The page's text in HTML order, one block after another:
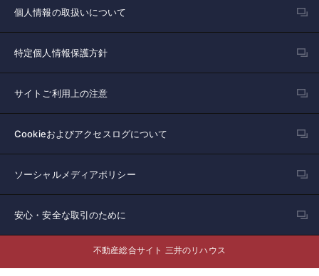
個人情報の取扱いについて
特定個人情報保護方針
サイトご利用上の注意
Cookieおよびアクセスログについて
ソーシャルメディアポリシー
安心・安全な取引のために
不動産総合サイト 三井のリハウス